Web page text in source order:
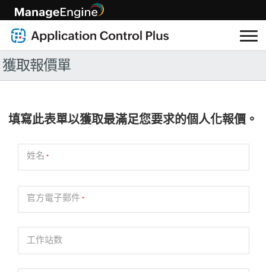
獲取報價單
填寫此表單以獲取最滿足您要求的個人化報價。
姓名*
官方電子郵件*
工作站数